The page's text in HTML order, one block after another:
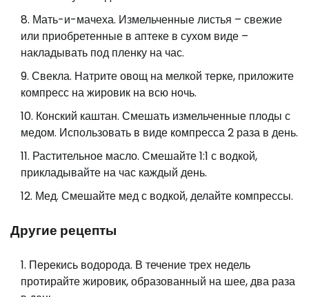
Мать-и-мачеха. Измельченные листья – свежие
или приобретенные в аптеке в сухом виде –
накладывать под пленку на час.
Свекла. Натрите овощ на мелкой терке, приложите
компресс на жировик на всю ночь.
Конский каштан. Смешать измельченные плоды с
медом. Использовать в виде компресса 2 раза в день.
Растительное масло. Смешайте 1:1 с водкой,
прикладывайте на час каждый день.
Мед. Смешайте мед с водкой, делайте компрессы.
Другие рецепты
Перекись водорода. В течение трех недель
протирайте жировик, образованный на шее, два раза